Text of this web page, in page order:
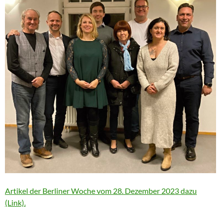
Artikel der Berliner Woche vom 28. Dezember 2023 dazu
(Link).